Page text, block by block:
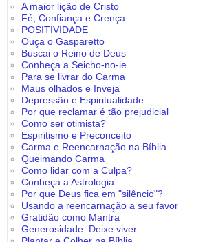
A maior lição de Cristo
Fé, Confiança e Crença
POSITIVIDADE
Ouça o Gasparetto
Buscai o Reino de Deus
Conheça a Seicho-no-ie
Para se livrar do Carma
Maus olhados e Inveja
Depressão e Espiritualidade
Por que reclamar é tão prejudicial
Como ser otimista?
Espiritismo e Preconceito
Carma e Reencarnação na Bíblia
Queimando Carma
Como lidar com a Culpa?
Conheça a Astrologia
Por que Deus fica em "silêncio"?
Usando a reencarnação a seu favor
Gratidão como Mantra
Generosidade: Deixe viver